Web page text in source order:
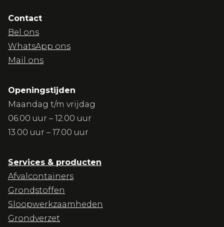
Contact
Bel ons
WhatsApp ons
Mail ons
Openingstijden
Maandag t/m vrijdag
06.00 uur – 12.00 uur
13.00 uur – 17.00 uur
Services & producten
Afvalcontainers
Grondstoffen
Sloopwerkzaamheden
Grondverzet